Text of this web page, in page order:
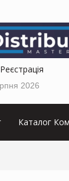
Реєстрація
2026
Каталог